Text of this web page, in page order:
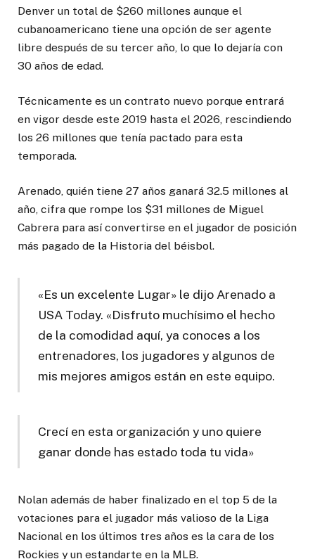
Denver un total de $260 millones aunque el
cubanoamericano tiene una opción de ser agente
libre después de su tercer año, lo que lo dejaría con
30 años de edad.
Técnicamente es un contrato nuevo porque entrará
en vigor desde este 2019 hasta el 2026, rescindiendo
los 26 millones que tenía pactado para esta
temporada.
Arenado, quién tiene 27 años ganará 32.5 millones al
año, cifra que rompe los $31 millones de Miguel
Cabrera para así convertirse en el jugador de posición
más pagado de la Historia del béisbol.
«Es un excelente Lugar» le dijo Arenado a
USA Today. «Disfruto muchísimo el hecho
de la comodidad aquí, ya conoces a los
entrenadores, los jugadores y algunos de
mis mejores amigos están en este equipo.
Crecí en esta organización y uno quiere
ganar donde has estado toda tu vida»
Nolan además de haber finalizado en el top 5 de la
votaciones para el jugador más valioso de la Liga
Nacional en los últimos tres años es la cara de los
Rockies y un estandarte en la MLB.